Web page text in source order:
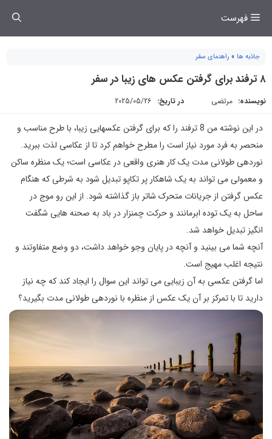
فهرست
جاذبه ها » راهنمای سفر
۸ ترفند برای گرفتن عکس های زیبا در سفر
نویسنده: مرتضی در تاریخ: 2025/05/26
در این نوشته من 8 ترفند را که برای گرفتن عکسهایی زیبا، با طرح مناسب و
منحصر به فرد مورد نیاز است را مطرح خواهم کرد تا از عکاسی لذت ببرید.
نوردهی طولانی مدت یک کار هنری واقعی در عکاسی است؛ یک منظره ساکن
و معمولی می تواند به یک شاهکار پر تکاپو تبدیل شود به شرطی که هنگام
عکس گرفتن از جریانات متحرک شاتر باز گذاشته شود. از این رو موج در
ساحل به یک توده ابرمانند و حرکت چمنزار در باد به صحنه هایی شگفت
انگیز تبدیل خواهد شد.
آنچه شما می بینید و آنچه در پایان وجو خواهد داشت، دو وضع متفاوتند و
نتیجه اغلب مهیج است.
اما گرفتن عکسی به آن زیبایی می تواند این سوال را ایجاد کند که چه نیاز
دارید تا با تمرکز بر آن یک عکس از منظره با نوردهی طولانی مدت بگیرید؟